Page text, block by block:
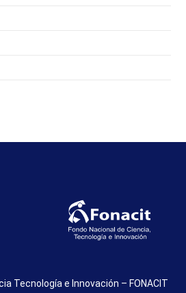
Tecnología e Innovación – FONACIT